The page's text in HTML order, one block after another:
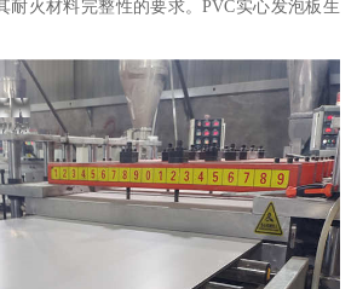
耐火材料完整性的要求。PVC实心发泡板生